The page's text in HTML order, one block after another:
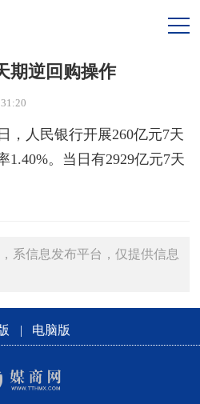
潮流
期逆回购操作
，人民银行开展260亿元7天
1.40%。当日有2929亿元7天
系信息发布平台，仅提供信息
电脑版